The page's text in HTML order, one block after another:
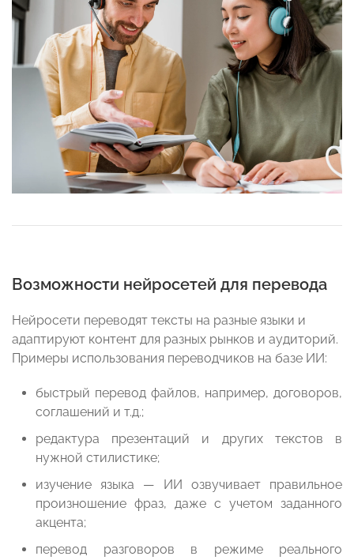
Возможности нейросетей для перевода
Нейросети переводят тексты на разные языки и
адаптируют контент для разных рынков и аудиторий.
Примеры использования переводчиков на базе ИИ:
быстрый перевод файлов, например, договоров,
соглашений и т.д.;
редактура презентаций и других текстов в
нужной стилистике;
изучение языка — ИИ озвучивает правильное
произношение фраз, даже с учетом заданного
акцента;
перевод разговоров в режиме реального